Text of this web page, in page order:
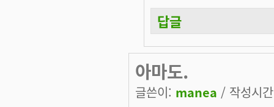
답글
아마도.
글쓴이: manea / 작성시